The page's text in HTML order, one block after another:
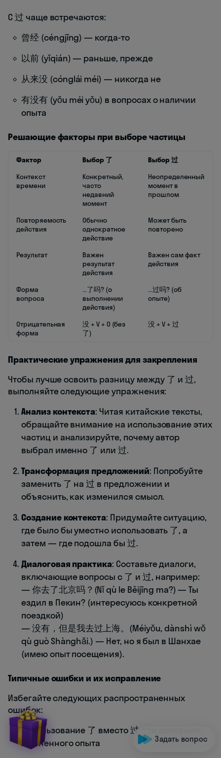
С 过 чаще встречаются:
曾经 (céngjīng) — когда-то
以前 (yǐqián) — раньше, прежде
从来没 (cónglái méi) — никогда не
有没有 (yǒu méi yǒu) в вопросах о наличии
опыта
Решающие факторы при выборе частицы
Фактор Выбор 了
Выбор 过
Контекст
времени
Конкретный,
часто
недавний
момент
Неопределенный
момент в
прошлом
Повторяемость
действия
Обычно
однократное
действие
Может быть
повторено
Результат
Важен
результат
действия
Важен сам факт
действия
Форма
вопроса
...了吗? (о
выполнении
действия)
...过吗? (об
опыте)
Отрицательная
форма
没 + V + O (без
了)
没 + V + 过
Практические упражнения для закрепления
Чтобы лучше освоить разницу между 了 и 过,
выполняйте следующие упражнения:
Анализ контекста: Читая китайские тексты,
обращайте внимание на использование этих
частиц и анализируйте, почему автор
выбрал именно 了 или 过.
Трансформация предложений: Попробуйте
заменить 了 на 过 в предложении и
объяснить, как изменился смысл.
Создание контекста: Придумайте ситуацию,
где было бы уместно использовать 了, а
затем — где подошла бы 过.
Диалоговая практика: Составьте диалоги,
включающие вопросы с 了 и 过, например:
— 你去了北京吗？(Nǐ qù le Běijīng ma?) — Ты
ездил в Пекин? (интересуюсь конкретной
поездкой)
— 没有，但是我去过上海。(Méiyǒu, dànshì wǒ
qù guò Shànghǎi.) — Нет, но я был в Шанхае
(имею опыт посещения).
Типичные ошибки и их исправление
Избегайте следующих распространенных
ошибок:
Использование 了 вместо 过 при описании
жизненного опыта
Задать вопрос